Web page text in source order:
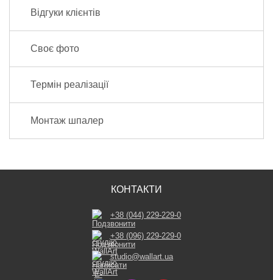
Відгуки клієнтів
Своє фото
Термін реалізації
Монтаж шпалер
КОНТАКТИ
+38 (044) 229-229-0
+38 (096) 229-229-0
studio@wallart.ua